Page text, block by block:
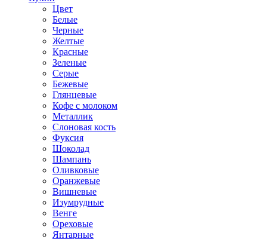
Цвет
Белые
Черные
Желтые
Красные
Зеленые
Серые
Бежевые
Глянцевые
Кофе с молоком
Металлик
Слоновая кость
Фуксия
Шоколад
Шампань
Оливковые
Оранжевые
Вишневые
Изумрудные
Венге
Ореховые
Янтарные